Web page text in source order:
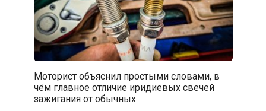
Моторист объяснил простыми словами, в
чём главное отличие иридиевых свечей
зажигания от обычных